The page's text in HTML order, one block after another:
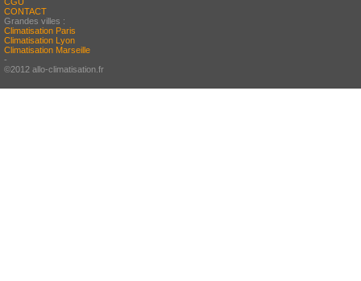
CONTACT
Grandes villes :
Climatisation Paris
Climatisation Lyon
Climatisation Marseille
-
©2012 allo-climatisation.fr